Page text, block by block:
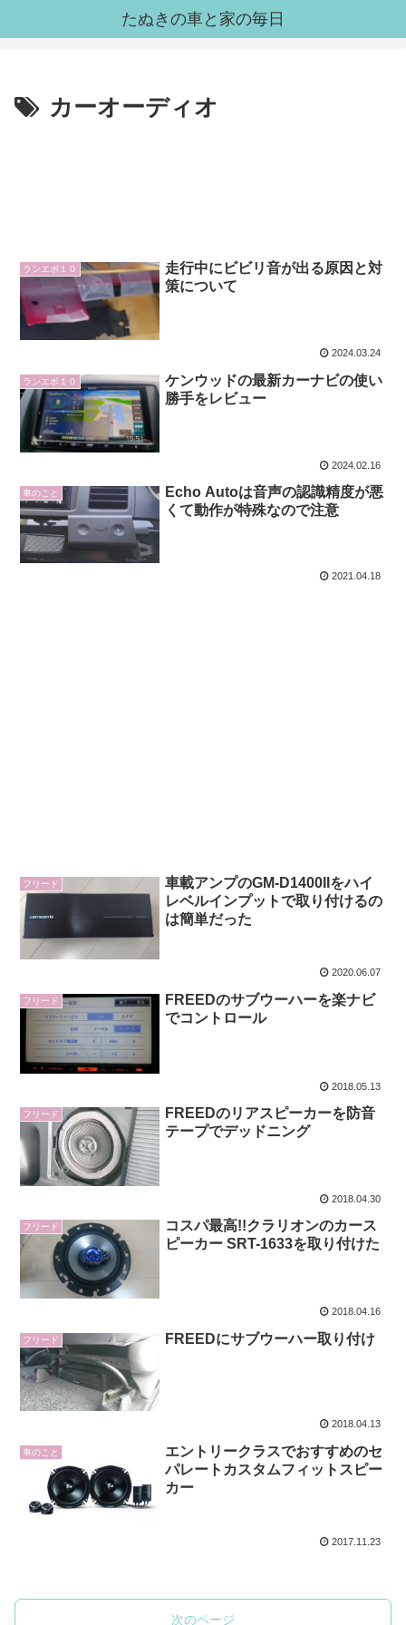
たぬきの車と家の毎日
カーオーディオ
ランエボ１０
走行中にビビリ音が出る原因と対
策について
2024.03.24
ランエボ１０
ケンウッドの最新カーナビの使い
勝手をレビュー
2024.02.16
車のこと
Echo Autoは音声の認識精度が悪
くて動作が特殊なので注意
2021.04.18
フリード
車載アンプのGM-D1400IIをハイ
レベルインプットで取り付けるの
は簡単だった
2020.06.07
フリード
FREEDのサブウーハーを楽ナビ
でコントロール
2018.05.13
フリード
FREEDのリアスピーカーを防音
テープでデッドニング
2018.04.30
フリード
コスパ最高!!クラリオンのカース
ピーカー SRT-1633を取り付けた
2018.04.16
フリード FREEDにサブウーハー取り付け
2018.04.13
車のこと
エントリークラスでおすすめのセ
パレートカスタムフィットスピー
カー
2017.11.23
次のページ